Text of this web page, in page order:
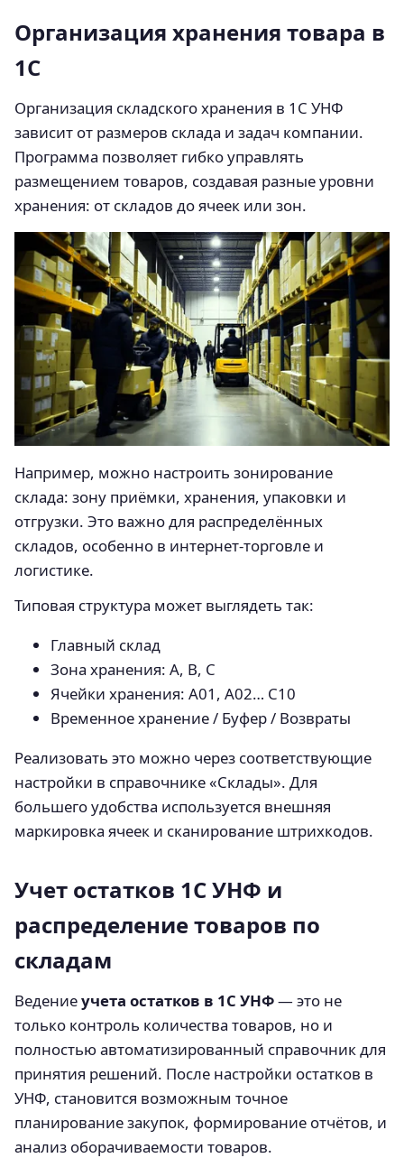
Организация хранения товара в
1С
Организация складского хранения в 1С УНФ
зависит от размеров склада и задач компании.
Программа позволяет гибко управлять
размещением товаров, создавая разные уровни
хранения: от складов до ячеек или зон.
Например, можно настроить зонирование
склада: зону приёмки, хранения, упаковки и
отгрузки. Это важно для распределённых
складов, особенно в интернет-торговле и
логистике.
Типовая структура может выглядеть так:
Главный склад
Зона хранения: A, B, C
Ячейки хранения: A01, A02… C10
Временное хранение / Буфер / Возвраты
Реализовать это можно через соответствующие
настройки в справочнике «Склады». Для
большего удобства используется внешняя
маркировка ячеек и сканирование штрихкодов.
Учет остатков 1С УНФ и
распределение товаров по
складам
Ведениеучета остатков в 1С УНФ— это не
только контроль количества товаров, но и
полностью автоматизированный справочник для
принятия решений. После настройки остатков в
УНФ, становится возможным точное
планирование закупок, формирование отчётов, и
анализ оборачиваемости товаров.